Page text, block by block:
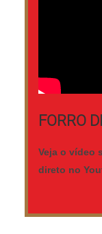
FORRO
Veja o vídeo
direto no